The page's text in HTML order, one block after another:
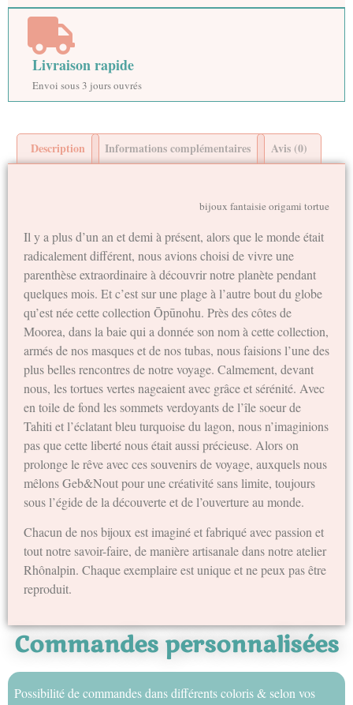
Livraison rapide
Envoi sous 3 jours ouvrés
Description Informations complémentaires Avis (0)
bijoux fantaisie origami tortue
Il y a plus d’un an et demi à présent, alors que le monde était
radicalement différent, nous avions choisi de vivre une
parenthèse extraordinaire à découvrir notre planète pendant
quelques mois. Et c’est sur une plage à l’autre bout du globe
qu’est née cette collection Ōpūnohu. Près des côtes de
Moorea, dans la baie qui a donnée son nom à cette collection,
armés de nos masques et de nos tubas, nous faisions l’une des
plus belles rencontres de notre voyage. Calmement, devant
nous, les tortues vertes nageaient avec grâce et sérénité. Avec
en toile de fond les sommets verdoyants de l’île soeur de
Tahiti et l’éclatant bleu turquoise du lagon, nous n’imaginions
pas que cette liberté nous était aussi précieuse. Alors on
prolonge le rêve avec ces souvenirs de voyage, auxquels nous
mêlons Geb&Nout pour une créativité sans limite, toujours
sous l’égide de la découverte et de l’ouverture au monde.
Chacun de nos bijoux est imaginé et fabriqué avec passion et
tout notre savoir-faire, de manière artisanale dans notre atelier
Rhônalpin. Chaque exemplaire est unique et ne peux pas être
reproduit.
Commandes personnalisées
Possibilité de commandes dans différents coloris & selon vos